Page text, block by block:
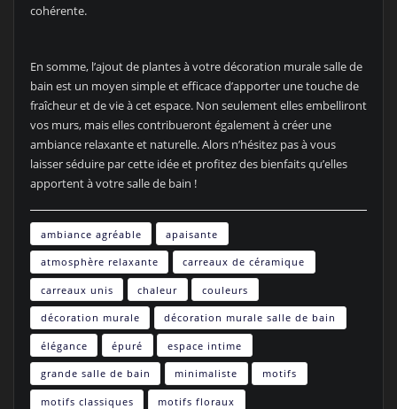
cohérente.
En somme, l’ajout de plantes à votre décoration murale salle de
bain est un moyen simple et efficace d’apporter une touche de
fraîcheur et de vie à cet espace. Non seulement elles embelliront
vos murs, mais elles contribueront également à créer une
ambiance relaxante et naturelle. Alors n’hésitez pas à vous
laisser séduire par cette idée et profitez des bienfaits qu’elles
apportent à votre salle de bain !
ambiance agréable apaisante
atmosphère relaxante carreaux de céramique
carreaux unis chaleur couleurs
décoration murale décoration murale salle de bain
élégance épuré espace intime
grande salle de bain minimaliste motifs
motifs classiques motifs floraux